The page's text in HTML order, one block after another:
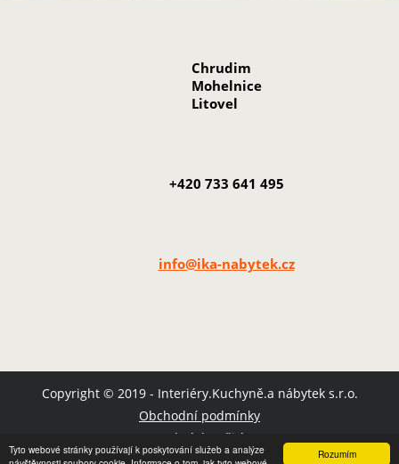
Rozumím
Tyto webové stránky používají k poskytování služeb a analýze
Chrudim
Mohelnice
Litovel
+420 733 641 495
info@ika-nabytek.cz
Copyright © 2019 - Interiéry.Kuchyně.a nábytek s.r.o.
Obchodní podmínky
Podmínky užití
Mapa stránek